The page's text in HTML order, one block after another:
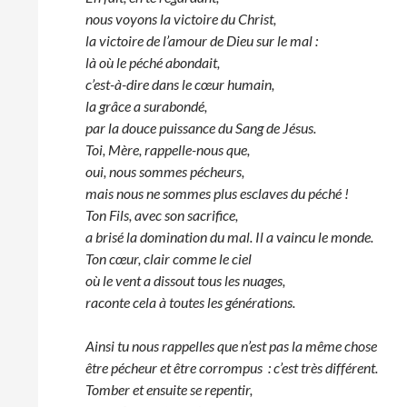
nous voyons la victoire du Christ,
la victoire de l’amour de Dieu sur le mal :
là où le péché abondait,
c’est-à-dire dans le cœur humain,
la grâce a surabondé,
par la douce puissance du Sang de Jésus.
Toi, Mère, rappelle-nous que,
oui, nous sommes pécheurs,
mais nous ne sommes plus esclaves du péché !
Ton Fils, avec son sacrifice,
a brisé la domination du mal. Il a vaincu le monde.
Ton cœur, clair comme le ciel
où le vent a dissout tous les nuages,
raconte cela à toutes les générations.
Ainsi tu nous rappelles quen’est pas la même chose
être pécheur et être corrompus : c’est très différent.
Tomber et ensuite se repentir,